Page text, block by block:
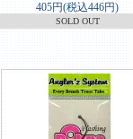
405円(税込446円)
SOLD OUT